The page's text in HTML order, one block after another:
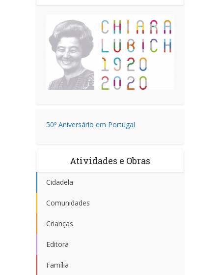
50º Aniversário em Portugal
Atividades e Obras
Cidadela
Comunidades
Crianças
Editora
Família